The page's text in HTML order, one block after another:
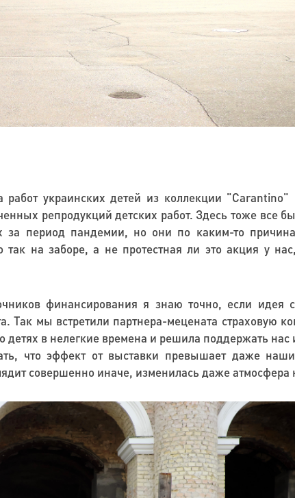
украинских детей из коллекции "Carantino"
репродукций детских работ. Здесь тоже все
период пандемии, но они по каким-то
на заборе, а не протестная ли это акция у
финансирования я знаю точно, если идея
Так мы встретили партнера-мецената страховую
в нелегкие времена и решила поддержать нас
что эффект от выставки превышает даже
совершенно иначе, изменилась даже